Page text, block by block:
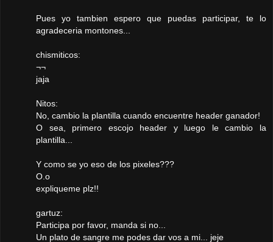
Pues yo tambien espero que puedas participar, te lo
agradeceria montones...
chismiticos:
¬¬
jaja
Nitos:
No, cambio la plantilla cuando encuentre header ganador!
O sea, primero escojo header y luego le cambio la
plantilla...
Y como se yo eso de los pixeles???
O.o
expliqueme plz!!
gartuz:
Participa por favor, manda si no...
Un plato de sangre me podes dar vos a mi... jeje